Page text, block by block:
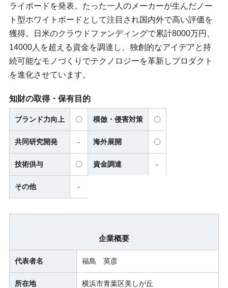
ライボードを発表。たった一人のメーカーが生んだノー
ト型ホワイトボードとして注目され国内外で高い評価を
獲得。日米のクラウドファンディングで累計8000万円、
14000人を超える資金を調達し、独創的なアイデアと持
続可能なモノづくりでテクノロジーを革新しプロダクト
を進化させています。
知財の取得・保有目的
ブランド力向上 〇 模倣・侵害対策 〇
共同研究開発 ‐ 海外展開 〇
技術供与 〇 資金調達 -
その他 -
企業概要
代表者名 福島 英彦
所在地 横浜市青葉区美しが丘